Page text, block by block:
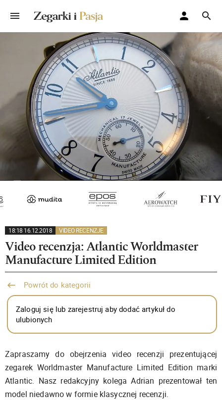
18:18 16.12.2018 VIDEO RECENZJE
Video recenzja: Atlantic Worldmaster
Manufacture Limited Edition
Powrót do kategorii
Zaloguj się lub zarejestruj aby dodać artykuł do
ulubionych
Zapraszamy do obejrzenia video recenzji prezentującej
zegarek Worldmaster Manufacture Limited Edition marki
Atlantic. Nasz redakcyjny kolega Adrian prezentował ten
model niedawno w formie klasycznej recenzji.